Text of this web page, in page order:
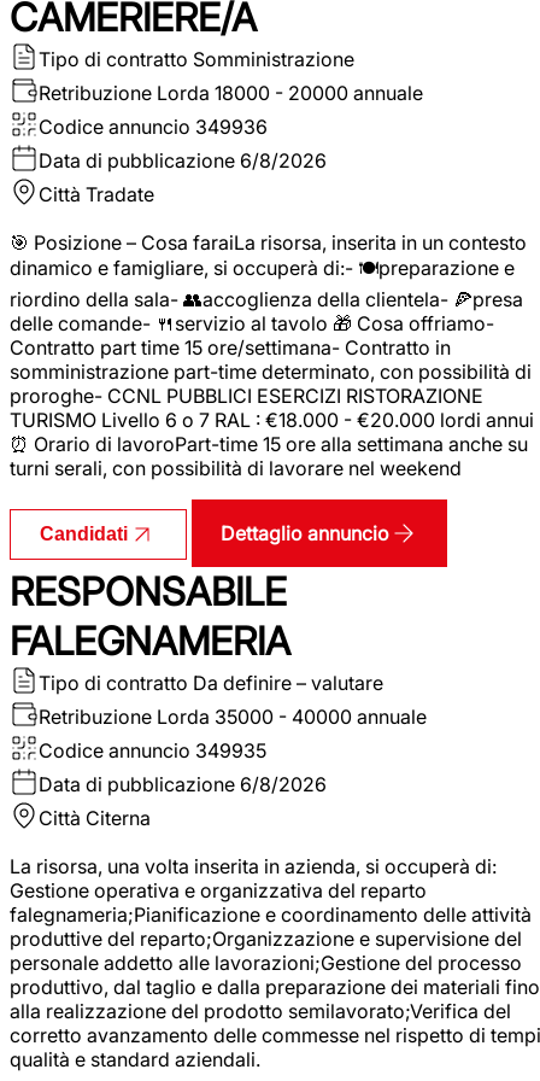
CAMERIERE/A
Tipo di contratto Somministrazione
Retribuzione Lorda 18000 - 20000 annuale
Codice annuncio 349936
Data di pubblicazione 6/8/2026
Città Tradate
🎯 Posizione – Cosa faraiLa risorsa, inserita in un contesto
dinamico e famigliare, si occuperà di:- 🍽️preparazione e
riordino della sala- 👥accoglienza della clientela- 🍕presa
delle comande- 🍴servizio al tavolo 🎁 Cosa offriamo-
Contratto part time 15 ore/settimana- Contratto in
somministrazione part-time determinato, con possibilità di
proroghe- CCNL PUBBLICI ESERCIZI RISTORAZIONE
TURISMO Livello 6 o 7 RAL : €18.000 - €20.000 lordi annui
⏰ Orario di lavoroPart-time 15 ore alla settimana anche su
turni serali, con possibilità di lavorare nel weekend
Candidati Dettaglio annuncio
RESPONSABILE
FALEGNAMERIA
Tipo di contratto Da definire – valutare
Retribuzione Lorda 35000 - 40000 annuale
Codice annuncio 349935
Data di pubblicazione 6/8/2026
Città Citerna
La risorsa, una volta inserita in azienda, si occuperà di:
Gestione operativa e organizzativa del reparto
falegnameria;Pianificazione e coordinamento delle attività
produttive del reparto;Organizzazione e supervisione del
personale addetto alle lavorazioni;Gestione del processo
produttivo, dal taglio e dalla preparazione dei materiali fino
alla realizzazione del prodotto semilavorato;Verifica del
corretto avanzamento delle commesse nel rispetto di
qualità e standard aziendali.